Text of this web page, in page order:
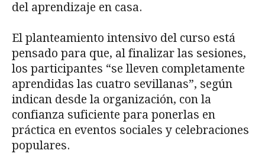
del aprendizaje en casa.
El planteamiento intensivo del curso está
pensado para que, al finalizar las sesiones,
los participantes “se lleven completamente
aprendidas las cuatro sevillanas”, según
indican desde la organización, con la
confianza suficiente para ponerlas en
práctica en eventos sociales y celebraciones
populares.